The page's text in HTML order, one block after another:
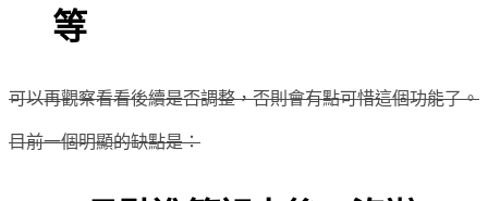
等
可以再觀察看看後續是否調整，否則會有點可惜這個功能了。
目前一個明顯的缺點是：